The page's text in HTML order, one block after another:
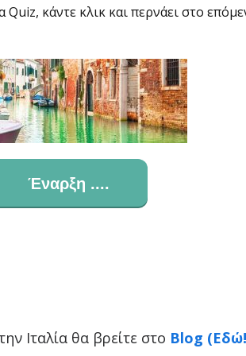
Quiz, κάντε κλικ και περνάει στο
Έναρξη ....
Ιταλία θα βρείτε στο Blog